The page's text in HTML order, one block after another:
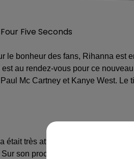
le bonheur des fans, Rihanna est
au rendez-vous pour ce
Mc Cartney et Kanye West.
était très attendue par ses fans.
son prochain album baptisé